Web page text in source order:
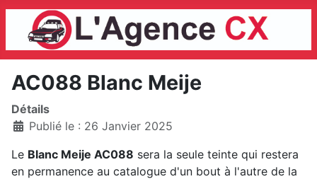
AC088 Blanc Meije
Détails
Publié le : 26 Janvier 2025
Le Blanc Meije AC088 sera la seule teinte qui restera
en permanence au catalogue d'un bout à l'autre de la